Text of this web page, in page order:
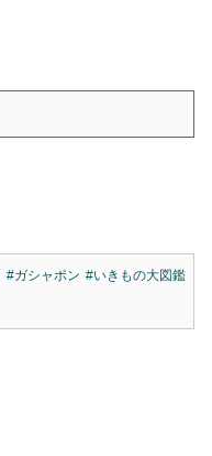
#ガシャポン #いきもの大図鑑